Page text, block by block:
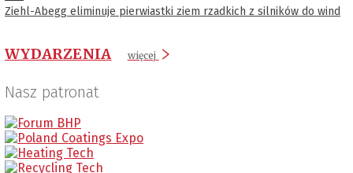
Ziehl-Abegg eliminuje pierwiastki ziem rzadkich z silników do wind
WYDARZENIA więcej
Nasz patronat